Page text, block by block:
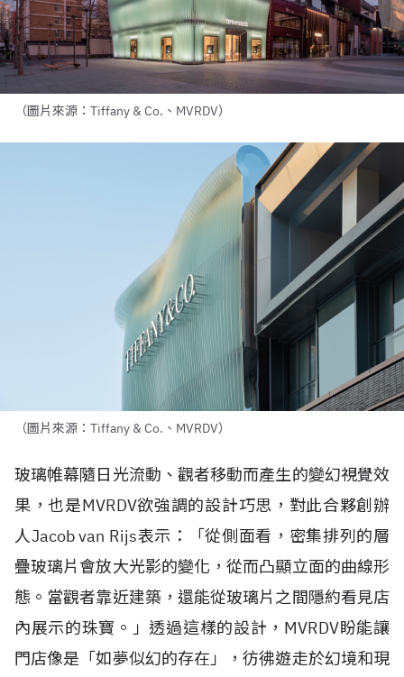
（圖片來源：Tiffany & Co.、MVRDV）
（圖片來源：Tiffany & Co.、MVRDV）
玻璃帷幕隨日光流動、觀者移動而產生的變幻視覺效
果，也是MVRDV欲強調的設計巧思，對此合夥創辦
人Jacob van Rijs表示：「從側面看，密集排列的層
疊玻璃片會放大光影的變化，從而凸顯立面的曲線形
態。當觀者靠近建築，還能從玻璃片之間隱約看見店
內展示的珠寶。」透過這樣的設計， MVRDV盼能讓
門店像是「如夢似幻的存在」，彷彿遊走於幻境和現